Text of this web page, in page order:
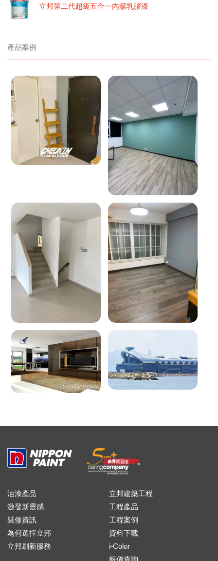
立邦第二代超級五合一內牆乳膠漆
產品案例
油漆產品
激發新靈感
裝修資訊
為何選擇立邦
立邦刷新服務
立邦建築工程
工程產品
工程案例
資料下載
i-Color